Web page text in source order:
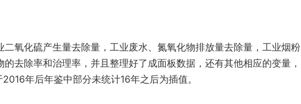
氧化硫产生量去除量，工业废水、氮氧化物排放量去除量，工业烟粉
去除率和治理率，并且整理好了成面板数据，还有其他相应的变量，
年后年鉴中部分未统计16年之后为插值。